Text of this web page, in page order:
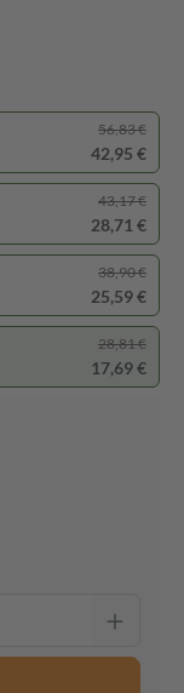
56,83 €
42,95 €
43,17 €
28,71 €
38,90 €
25,59 €
28,81 €
17,69 €